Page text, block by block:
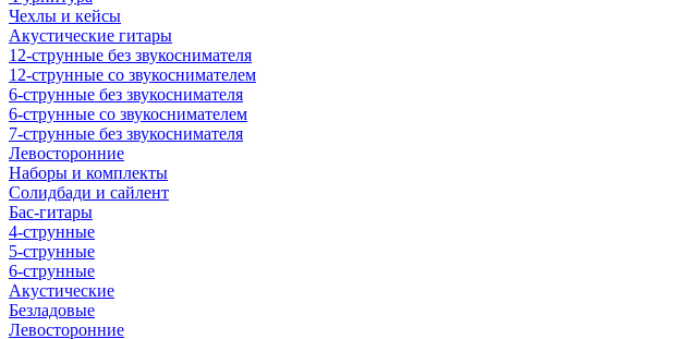
Чехлы и кейсы
Акустические гитары
12-струнные без звукоснимателя
12-струнные со звукоснимателем
6-струнные без звукоснимателя
6-струнные со звукоснимателем
7-струнные без звукоснимателя
Левосторонние
Наборы и комплекты
Солидбади и сайлент
Бас-гитары
4-струнные
5-струнные
6-струнные
Акустические
Безладовые
Левосторонние